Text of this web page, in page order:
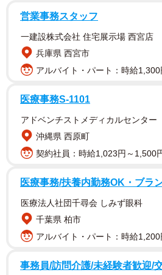
飼い主さんがリードを引いて誘っ
ますが、当のじぇいたろうくんは
ん。まさかの2秒で発動したこの姿
集まり、「まさかの早さ…！！」
「絶対に動かないやつですね（笑
となる人が続出しています。
夜散歩、出発前はノリノリだ
営業事務スタッフ
一建設株式会社 住宅展示場 西宮店
兵庫県 西宮市
アルバイト・パート：時給
医療事務S-1101
アドベンチストメディカルセンター
沖縄県 西原町
契約社員：時給1,023円～1,500
医療事務/扶養内勤務OK・ブラ
医療法人社団千尋会 しみず眼科
千葉県 柏市
アルバイト・パート：時給
事務員/訪問介護/未経験者歓迎/